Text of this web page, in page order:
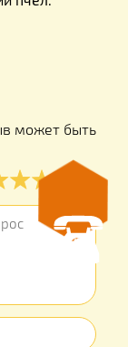
может быть